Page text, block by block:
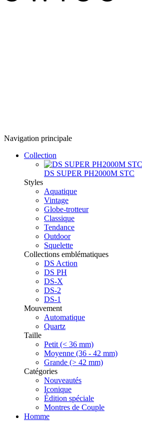
Navigation principale
Collection
DS SUPER PH2000M STC
Styles
Aquatique
Vintage
Globe-trotteur
Classique
Tendance
Outdoor
Squelette
Collections emblématiques
DS Action
DS PH
DS-X
DS-2
DS-1
Mouvement
Automatique
Quartz
Taille
Petit (< 36 mm)
Moyenne (36 - 42 mm)
Grande (> 42 mm)
Catégories
Nouveautés
Iconique
Édition spéciale
Montres de Couple
Homme